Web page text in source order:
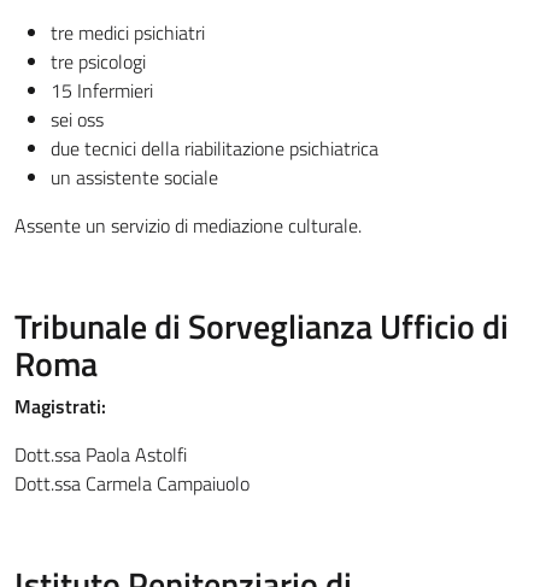
tre medici psichiatri
tre psicologi
15 Infermieri
sei oss
due tecnici della riabilitazione psichiatrica
un assistente sociale
Assente un servizio di mediazione culturale.
Tribunale di Sorveglianza Ufficio di
Roma
Magistrati:
Dott.ssa Paola Astolfi
Dott.ssa Carmela Campaiuolo